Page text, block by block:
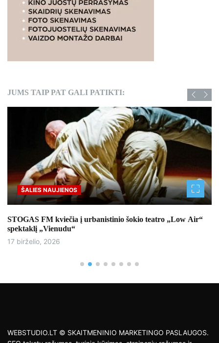
JUMS TAIP PAT GALI PATIKTI:
ŠALIES NAUJIENOS
STOGAS FM kviečia į urbanistinio šokio teatro „Low Air“
spektaklį „Vienudu“
17 birželio, 2026
WEBSTUDIO.LT © SKAITMENINIO MARKETINGO PASLAUGOS.